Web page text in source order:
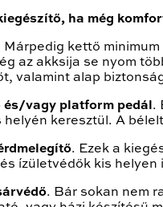
ha még
Márpedig kettő
az akksija se nyom
valamint alap
és/vagy platform pedál .
helyén keresztül. A
. Ezek a
ízületvédők kis
. Bár sokan nem